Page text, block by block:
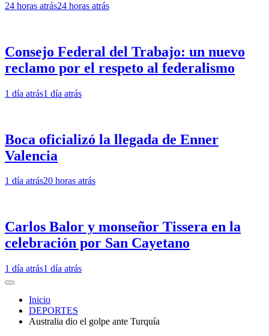
24 horas atrás24 horas atrás
Consejo Federal del Trabajo: un nuevo
reclamo por el respeto al federalismo
1 día atrás1 día atrás
Boca oficializó la llegada de Enner
Valencia
1 día atrás20 horas atrás
Carlos Balor y monseñor Tissera en la
celebración por San Cayetano
1 día atrás1 día atrás
Inicio
DEPORTES
Australia dio el golpe ante Turquía